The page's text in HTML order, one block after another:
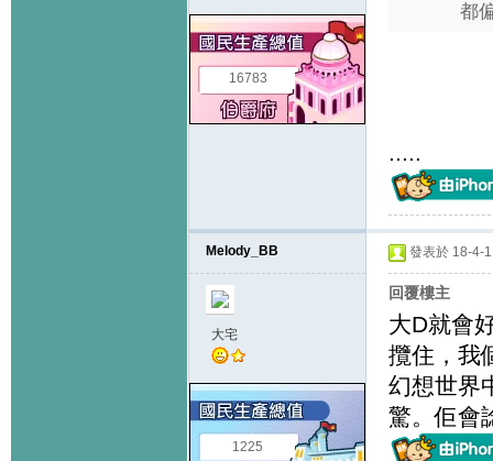
16783
都
.....
Melody_BB
大宅
1225
發表於 18-4-
回覆樓主
大D就會
攬住，我
幻想世界
驚。佢會